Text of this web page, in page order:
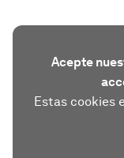
Acepte
Estas cookies